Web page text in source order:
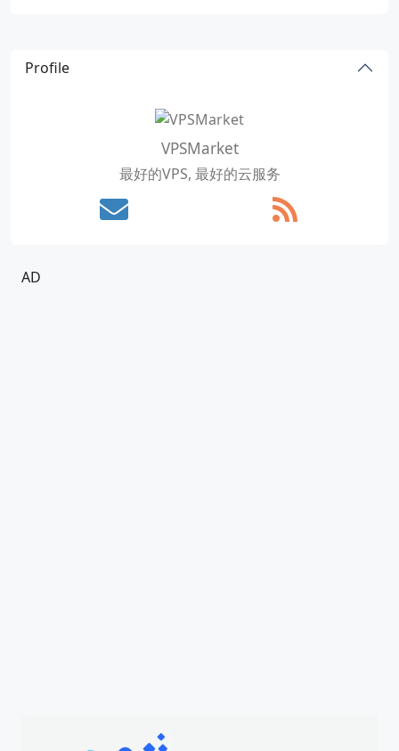
Profile
VPSMarket
最好的VPS, 最好的云服务
AD